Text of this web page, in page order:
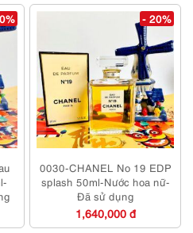
- 20%
0030-CHANEL No 19 EDP
splash 50ml-Nước hoa nữ-
Đã sử dụng
1,640,000 đ